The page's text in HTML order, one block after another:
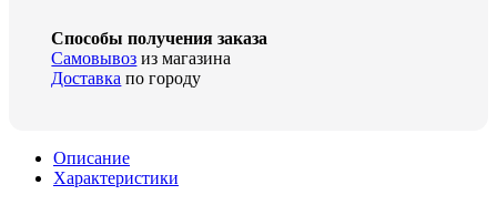
Способы получения заказа
Самовывоз из магазина
Доставка по городу
Описание
Характеристики